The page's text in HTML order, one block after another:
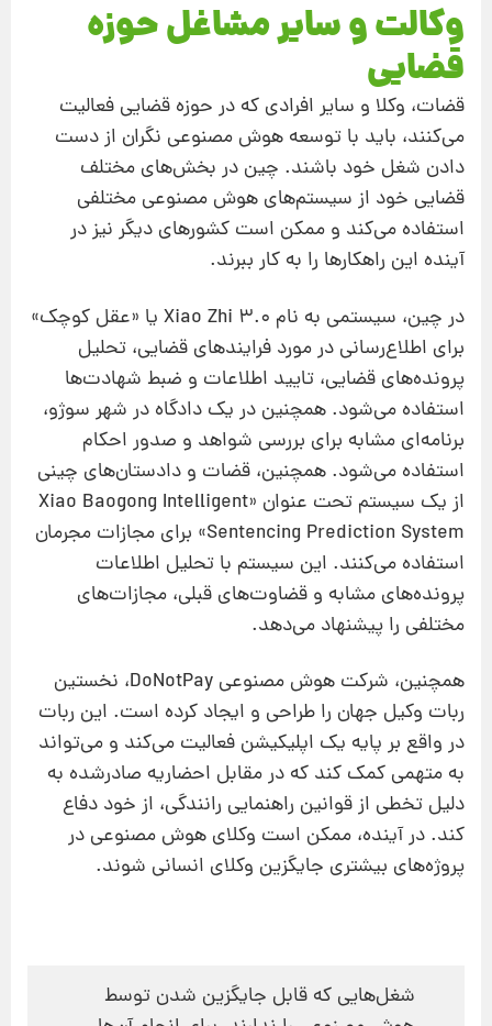
وکالت و سایر مشاغل حوزه
قضایی
قضات، وکلا و سایر افرادی که در حوزه قضایی فعالیت
می‌کنند، باید با توسعه هوش مصنوعی نگران از دست
دادن شغل خود باشند. چین در بخش‌های مختلف
قضایی خود از سیستم‌های هوش مصنوعی مختلفی
استفاده می‌کند و ممکن است کشورهای دیگر نیز در
آینده این راهکارها را به کار ببرند.
در چین، سیستمی به نام Xiao Zhi 3.0 یا «عقل کوچک»
برای اطلاع‌رسانی در مورد فرایندهای قضایی، تحلیل
پرونده‌های قضایی، تایید اطلاعات و ضبط شهادت‌ها
استفاده می‌شود. همچنین در یک دادگاه در شهر سوژو،
برنامه‌ای مشابه برای بررسی شواهد و صدور احکام
استفاده می‌شود. همچنین، قضات و دادستان‌های چینی
از یک سیستم تحت عنوان «Xiao Baogong Intelligent
Sentencing Prediction System» برای مجازات مجرمان
استفاده می‌کنند. این سیستم با تحلیل اطلاعات
پرونده‌های مشابه و قضاوت‌های قبلی، مجازات‌های
مختلفی را پیشنهاد می‌دهد.
همچنین، شرکت هوش مصنوعی DoNotPay، نخستین
ربات وکیل جهان را طراحی و ایجاد کرده است. این ربات
در واقع بر پایه یک اپلیکیشن فعالیت می‌کند و می‌تواند
به متهمی کمک کند که در مقابل احضاریه صادرشده به
دلیل تخطی از قوانین راهنمایی رانندگی، از خود دفاع
کند. در آینده، ممکن است وکلای هوش مصنوعی در
پروژه‌های بیشتری جایگزین وکلای انسانی شوند.
شغل‌هایی که قابل جایگزین شدن توسط